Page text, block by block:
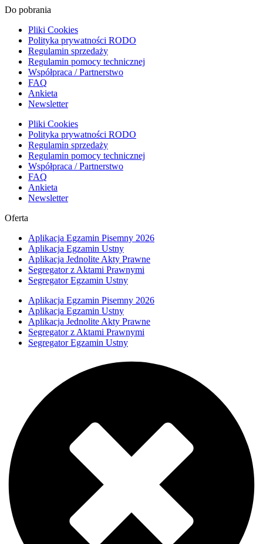
Do pobrania
Pliki Cookies
Polityka prywatności RODO
Regulamin sprzedaży
Regulamin pomocy technicznej
Współpraca / Partnerstwo
FAQ
Ankieta
Newsletter
Pliki Cookies
Polityka prywatności RODO
Regulamin sprzedaży
Regulamin pomocy technicznej
Współpraca / Partnerstwo
FAQ
Ankieta
Newsletter
Oferta
Aplikacja Egzamin Pisemny 2026
Aplikacja Egzamin Ustny
Aplikacja Jednolite Akty Prawne
Segregator z Aktami Prawnymi
Segregator Egzamin Ustny
Aplikacja Egzamin Pisemny 2026
Aplikacja Egzamin Ustny
Aplikacja Jednolite Akty Prawne
Segregator z Aktami Prawnymi
Segregator Egzamin Ustny